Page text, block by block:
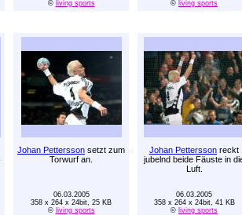
© living sports © living sports
Johan Pettersson setzt zum
Torwurf an.
Johan Pettersson reckt
jubelnd beide Fäuste in
Luft.
06.03.2005
358 x 264 x 24bit, 25 KB
© living sports
06.03.2005
358 x 264 x 24bit, 41 KB
© living sports